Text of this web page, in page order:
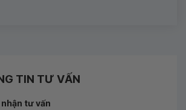
TIN TƯ VẤN
tư vấn